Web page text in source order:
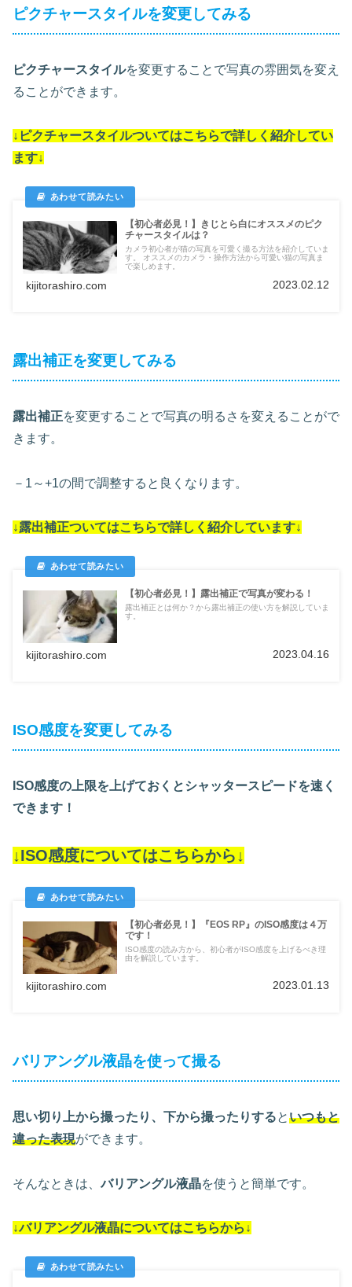
ピクチャースタイルを変更してみる
ピクチャースタイルを変更することで写真の雰囲気を変え
ることができます。
↓ ピクチャースタイルついてはこちらで詳しく紹介してい
ます↓
【初心者必見！】きじとら白にオススメのピク
チャースタイルは？
カメラ初心者が猫の写真を可愛く撮る方法を紹介していま
す。 オススメのカメラ・操作方法から可愛い猫の写真ま
で楽しめます。
kijitorashiro.com 2023.02.12
露出補正を変更してみる
露出補正を変更することで写真の明るさを変えることがで
きます。
－1～+1の間で調整すると良くなります。
↓露出補正ついてはこちらで詳しく紹介しています↓
【初心者必見！】露出補正で写真が変わる！
露出補正とは何か？から露出補正の使い方を解説していま
す。
kijitorashiro.com 2023.04.16
ISO感度を変更してみる
ISO感度の上限を上げておくとシャッタースピードを速く
できます！
↓ISO感度についてはこちらから↓
【初心者必見！】『EOS RP』のISO感度は４万
です！
ISO感度の読み方から、初心者がISO感度を上げるべき理
由を解説しています。
kijitorashiro.com 2023.01.13
バリアングル液晶を使って撮る
思い切り上から撮ったり、下から撮ったりするといつもと
違った表現ができます。
そんなときは、バリアングル液晶を使うと簡単です。
↓バリアングル液晶についてはこちらから↓